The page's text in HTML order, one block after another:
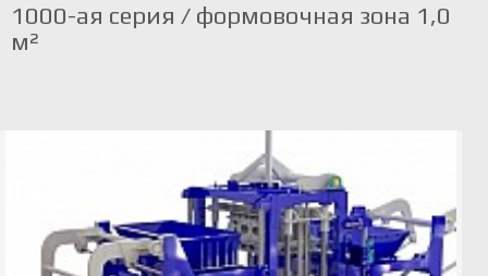
1000-ая серия / формовочная зона 1,0
м²